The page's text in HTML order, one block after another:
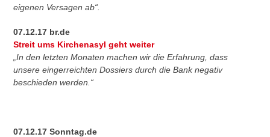
eigenen Versagen ab“.
07.12.17 br.de
Streit ums Kirchenasyl geht weiter
„In den letzten Monaten machen wir die Erfahrung, dass
unsere eingerreichten Dossiers durch die Bank negativ
beschieden werden.“
07.12.17 Sonntag.de